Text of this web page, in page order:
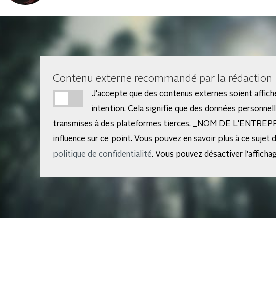
Contenu externe recommandé par la rédaction
J'accepte que des contenus externes soient
intention. Cela signifie que des données
transmises à des plateformes tierces. _NOM DE
influence sur ce point. Vous pouvez en savoir plus à ce sujet
politique de confidentialité. Vous pouvez désactiver